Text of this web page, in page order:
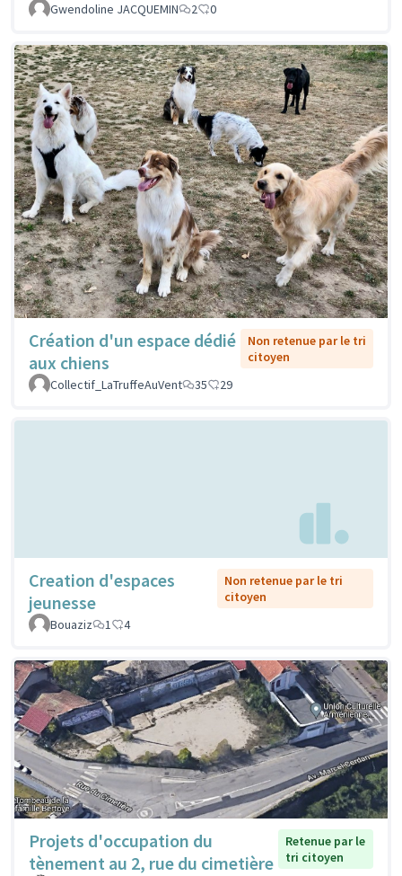
Gwendoline JACQUEMIN 2 0
Création d'un espace dédié
aux chiens
Non retenue par le tri
citoyen
Collectif_LaTruffeAuVent
35 29
Creation d'espaces
jeunesse
Non retenue par le tri
citoyen
Bouaziz
1 4
Projets d'occupation du
tènement au 2, rue du cimetière
Retenue par le
tri citoyen